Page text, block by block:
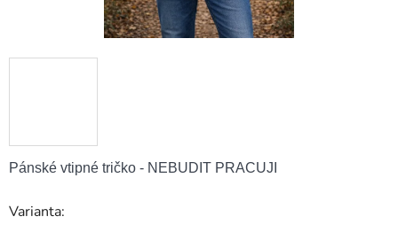
Pánské vtipné tričko - NEBUDIT PRACUJI
Varianta: